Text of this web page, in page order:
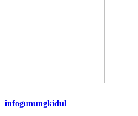
infogunungkidul